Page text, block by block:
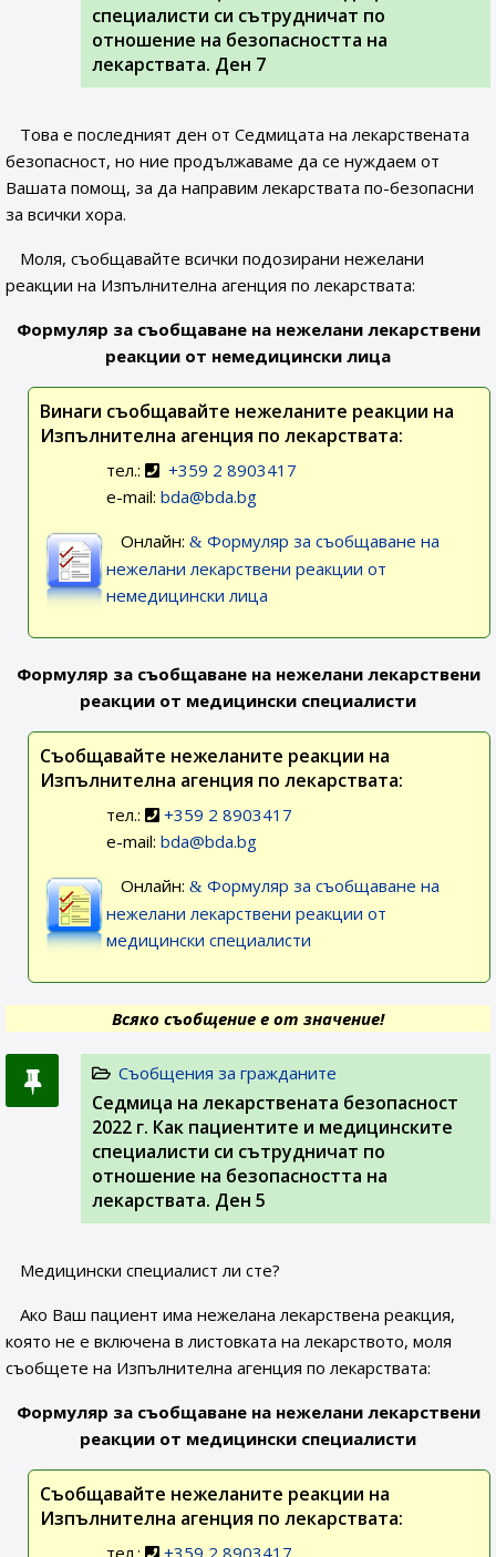
специалисти си сътрудничат по
отношение на безопасността на
лекарствата. Ден 7
Това е последният ден от Седмицата на лекарствената
безопасност, но ние продължаваме да се нуждаем от
Вашата помощ, за да направим лекарствата по-безопасни
за всички хора.
Моля, съобщавайте всички подозирани нежелани
реакции на Изпълнителна агенция по лекарствата:
Формуляр за съобщаване на нежелани лекарствени
реакции от немедицински лица
Винаги съобщавайте нежеланите реакции на
Изпълнителна агенция по лекарствата:
тел.:
+359 2 8903417
e-mail:bda@bda.bg
Онлайн:
Формуляр за съобщаване на
нежелани лекарствени реакции от
немедицински лица
Формуляр за съобщаване на нежелани лекарствени
реакции от медицински специалисти
Съобщавайте нежеланите реакции на
Изпълнителна агенция по лекарствата:
тел.:
+359 2 8903417
e-mail:bda@bda.bg
Онлайн:
Формуляр за съобщаване на
нежелани лекарствени реакции от
медицински специалисти
Всяко съобщение е от значение!
Съобщения за гражданите
Седмица на лекарствената безопасност
2022 г. Как пациентите и медицинските
специалисти си сътрудничат по
отношение на безопасността на
лекарствата. Ден 5
Медицински специалист ли сте?
Ако Ваш пациент има нежелана лекарствена реакция,
която не е включена в листовката на лекарството, моля
съобщете на Изпълнителна агенция по лекарствата:
Формуляр за съобщаване на нежелани лекарствени
реакции от медицински специалисти
Съобщавайте нежеланите реакции на
Изпълнителна агенция по лекарствата:
тел.:
+359 2 8903417